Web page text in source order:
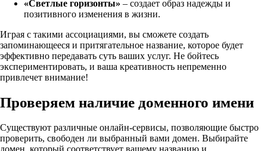
«Светлые горизонты» – создает образ надежды и
позитивного изменения в жизни.
Играя с такими ассоциациями, вы сможете создать
запоминающееся и притягательное название, которое будет
эффективно передавать суть ваших услуг. Не бойтесь
экспериментировать, и ваша креативность непременно
привлечет внимание!
Проверяем наличие доменного имени
Существуют различные онлайн-сервисы, позволяющие быстро
проверить, свободен ли выбранный вами домен. Выбирайте
домен, который соответствует вашему названию и